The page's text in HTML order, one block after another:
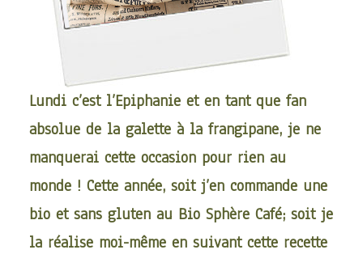
Lundi c’est l’Epiphanie et en tant que fan
absolue de la galette à la frangipane, je ne
manquerai cette occasion pour rien au
monde ! Cette année, soit j’en commande une
bio et sans gluten au Bio Sphère Café; soit je
la réalise moi-même en suivant cette recette